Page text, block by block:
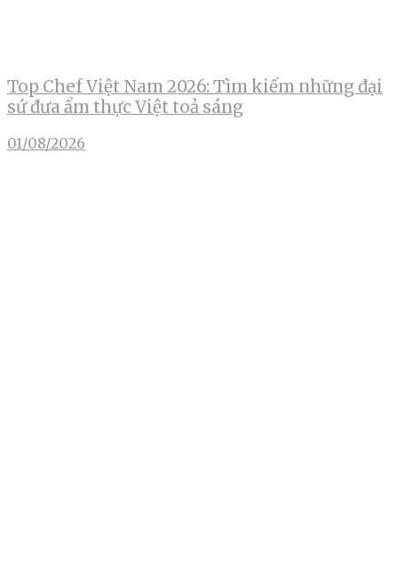
Top Chef Việt Nam 2026: Tìm kiếm những đại
sứ đưa ẩm thực Việt toả sáng
01/08/2026